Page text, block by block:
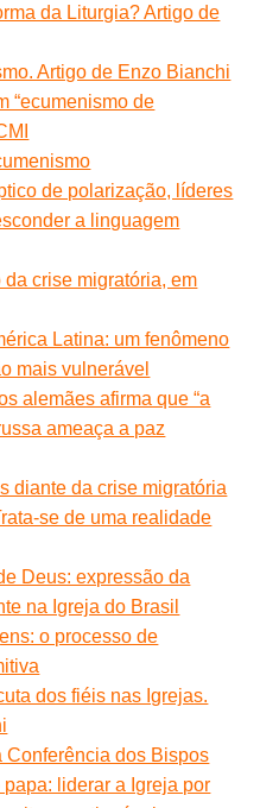
da Liturgia? Artigo de
Artigo de Enzo Bianchi
“ecumenismo de
de polarização, líderes
a linguagem
crise migratória, em
Latina: um fenômeno
mais vulnerável
alemães afirma que “a
ameaça a paz
diante da crise migratória
se de uma realidade
Deus: expressão da
na Igreja do Brasil
o processo de
dos fiéis nas Igrejas.
Conferência dos Bispos
liderar a Igreja por